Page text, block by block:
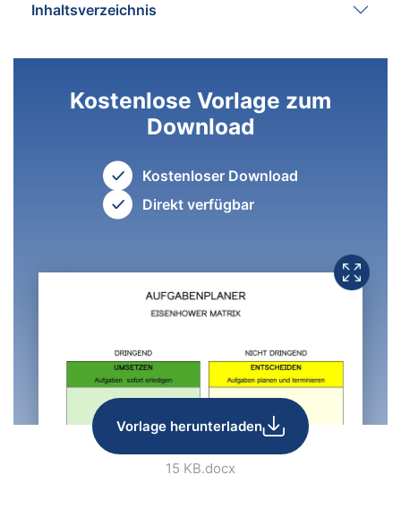
Inhaltsverzeichnis
Kostenlose Vorlage zum
Download
Kostenloser Download
Direkt verfügbar
Vorlage herunterladen
15 KB.docx